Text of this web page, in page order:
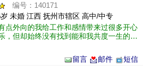
编号：140171
岁 未婚 江西 抚州市辖区 高中/中专
点外向的我给工作和感情带来过很多开心
，但却始终没有找到能和我共度一生的
留下你的联系方法或者留言!
留言 邮件 短信